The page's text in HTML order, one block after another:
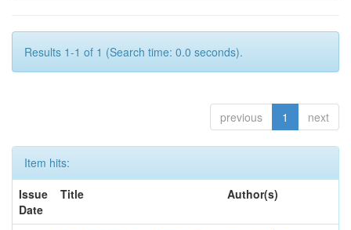
Results 1-1 of 1 (Search time: 0.0 seconds).
previous 1 next
Item hits:
Issue
Date
Title Author(s)